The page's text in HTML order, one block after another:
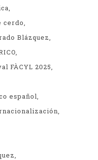
cerdo
Blázquez
FÀCYL 2025
español